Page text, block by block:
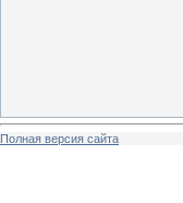
Полная версия сайта